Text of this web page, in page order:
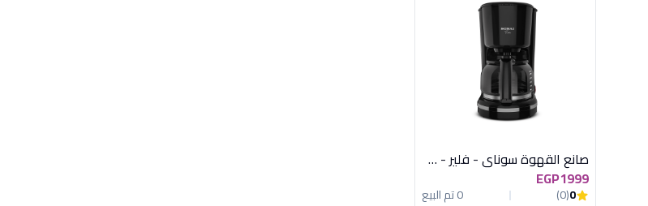
صانع القهوة سوناي - فلير - 870 وات ,بسعة 12 كوب ,اسود SH-1210
EGP1999
0
(0)
0 تم البيع